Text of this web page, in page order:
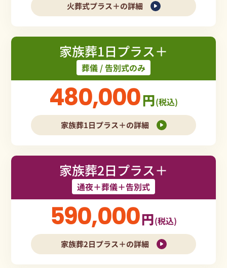
火葬式プラス＋の詳細
家族葬1日プラス＋
葬儀 / 告別式のみ
480,000円(税込)
家族葬1日プラス＋の詳細
家族葬2日プラス＋
通夜＋葬儀＋告別式
590,000円(税込)
家族葬2日プラス＋の詳細